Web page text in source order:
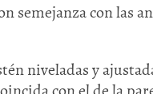
semejanza con las
niveladas y